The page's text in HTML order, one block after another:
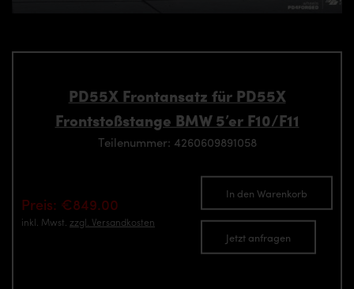
PD55X Frontansatz für PD55X
Frontstoßstange BMW 5’er F10/F11
Teilenummer: 4260609891058
Preis: €849.00
inkl. Mwst. zzgl. Versandkosten
In den Warenkorb
Jetzt anfragen